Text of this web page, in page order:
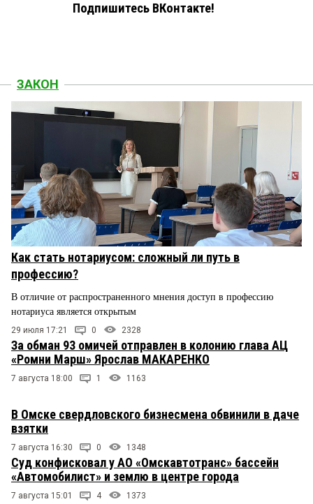
Подпишитесь ВКонтакте!
ЗАКОН
Как стать нотариусом: сложный ли путь в
профессию?
В отличие от распространенного мнения доступ в профессию
нотариуса является открытым
29 июля 17:21 0 2328
За обман 93 омичей отправлен в колонию глава АЦ
«Ромни Марш» Ярослав МАКАРЕНКО
7 августа 18:00 1 1163
В Омске свердловского бизнесмена обвинили в даче
взятки
7 августа 16:30 0 1348
Суд конфисковал у АО «Омскавтотранс» бассейн
«Автомобилист» и землю в центре города
7 августа 15:01 4 1373